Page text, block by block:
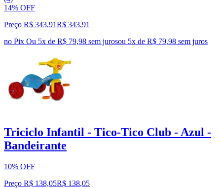
14% OFF
Preço R$ 343,91R$ 343,91
no Pix Ou 5x de R$ 79,98 sem jurosou 5x de R$ 79,98 sem juros
Triciclo Infantil - Tico-Tico Club - Azul -
Bandeirante
10% OFF
Preço R$ 138,05R$ 138,05